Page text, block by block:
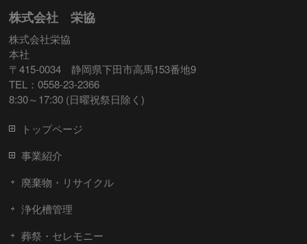
株式会社 栄協
株式会社栄協
本社
〒415-0034 静岡県下田市高馬153番地9
TEL：0558-23-2366
8:30～17:30 (日曜祝祭日除く)
トップページ
事業紹介
廃棄物・リサイクル
浄化槽管理
葬祭・セレモニー